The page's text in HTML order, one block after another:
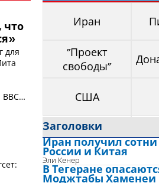
что
для
ВВС
Иран
"Проект
свободы"
США
Заголовки
Иран получил
России и Китая
Эли Кенер
В Тегеране
Моджтабы Хаменеи